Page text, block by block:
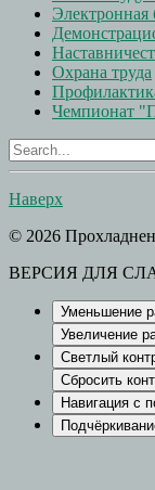
Электронная
Охрана труда
Чемпионат
Наверх
© 2026
ВЕРСИЯ ДЛЯ
Уменьшение
Увеличение
Светлый
Сбросить
Навигация с